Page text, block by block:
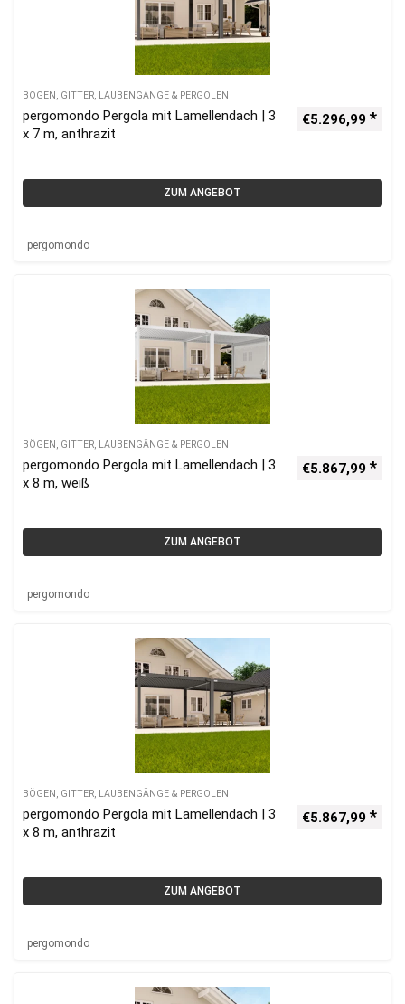
BÖGEN, GITTER, LAUBENGÄNGE & PERGOLEN
pergomondo Pergola mit Lamellendach | 3
x 7 m, anthrazit
€5.296,99
ZUM ANGEBOT
pergomondo
BÖGEN, GITTER, LAUBENGÄNGE & PERGOLEN
pergomondo Pergola mit Lamellendach | 3
x 8 m, weiß
€5.867,99
ZUM ANGEBOT
pergomondo
BÖGEN, GITTER, LAUBENGÄNGE & PERGOLEN
pergomondo Pergola mit Lamellendach | 3
x 8 m, anthrazit
€5.867,99
ZUM ANGEBOT
pergomondo